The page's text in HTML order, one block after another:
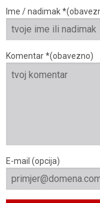
Ime / nadimak
Komentar *(obavezno)
E-mail (opcija)